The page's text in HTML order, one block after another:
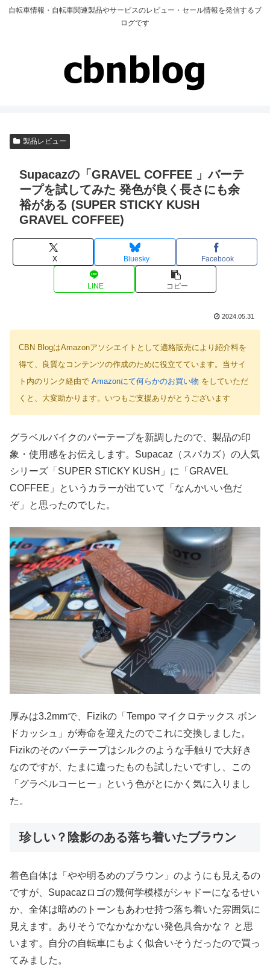
自転車情報・自転車関連製品やサービスのレビュー・セール情報を発信するブ
ログです
製品レビュー
Supacazの「GRAVEL COFFEE 」バーテ
ープを試してみた 発色が良く長さにも余
裕がある (SUPER STICKY KUSH
GRAVEL COFFEE)
X Bluesky Facebook
LINE コピー
2024.05.31
CBN BlogはAmazonアソシエイトとして適格販売により紹介料を
得て、良質なコンテンツの作成のために役立てています。当サイ
ト内のリンク経由で Amazonにて何らかのお買い物 をしていただ
くと、大変助かります。いつもご支援ありがとうございます
グラベルバイクのバーテープを新調したので、製品の印
象・使用感をお伝えします。Supacaz（スパカズ）の人気
シリーズ「SUPER STICKY KUSH」に「GRAVEL
COFFEE」というカラーが出ていて「なんかいい色だ
ぞ」と思ったのでした。
厚みは3.2mmで、Fizikの「Tempo マイクロテックス ボン
ドカッシュ」が寿命を迎えたのでこれに交換しました。
Fizikのそのバーテープはシルクのような手触りで大好き
なのですが、たまに違ったものも試したいですし、この
「グラベルコーヒー」という色がとにかく気に入りまし
た。
珍しい？陰影のある落ち着いたブラウン
着色自体は「やや明るめのブラウン」のようにも見えるの
ですが、Supacazロゴの幾何学模様がシャドーになるせい
か、全体は暗めのトーンもあわせ持つ落ち着いた雰囲気に
見えます。ありそうでなかなかない発色具合かな？ と思
います。自分の自転車にもよく似合いそうだったので買っ
てみました。